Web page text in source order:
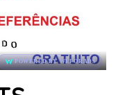
POWERED BY WEFORADS